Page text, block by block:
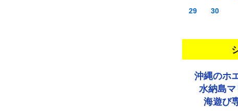
29
30
沖縄のホ
水納島マ
海遊び